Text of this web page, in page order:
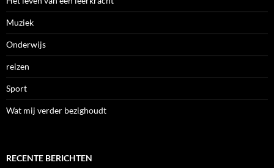
Muziek
Onderwijs
reizen
Sport
Wat mij verder bezighoudt
RECENTE BERICHTEN